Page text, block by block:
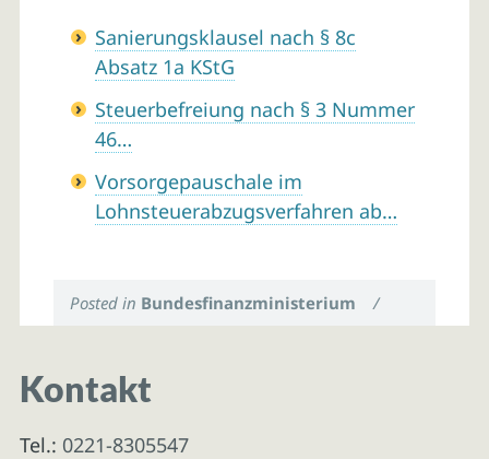
Sanierungsklausel nach § 8c
Absatz 1a KStG
Steuerbefreiung nach § 3 Nummer
46…
Vorsorgepauschale im
Lohnsteuerabzugsverfahren ab…
Posted in Bundesfinanzministerium /
Kontakt
Tel.: 0221-8305547